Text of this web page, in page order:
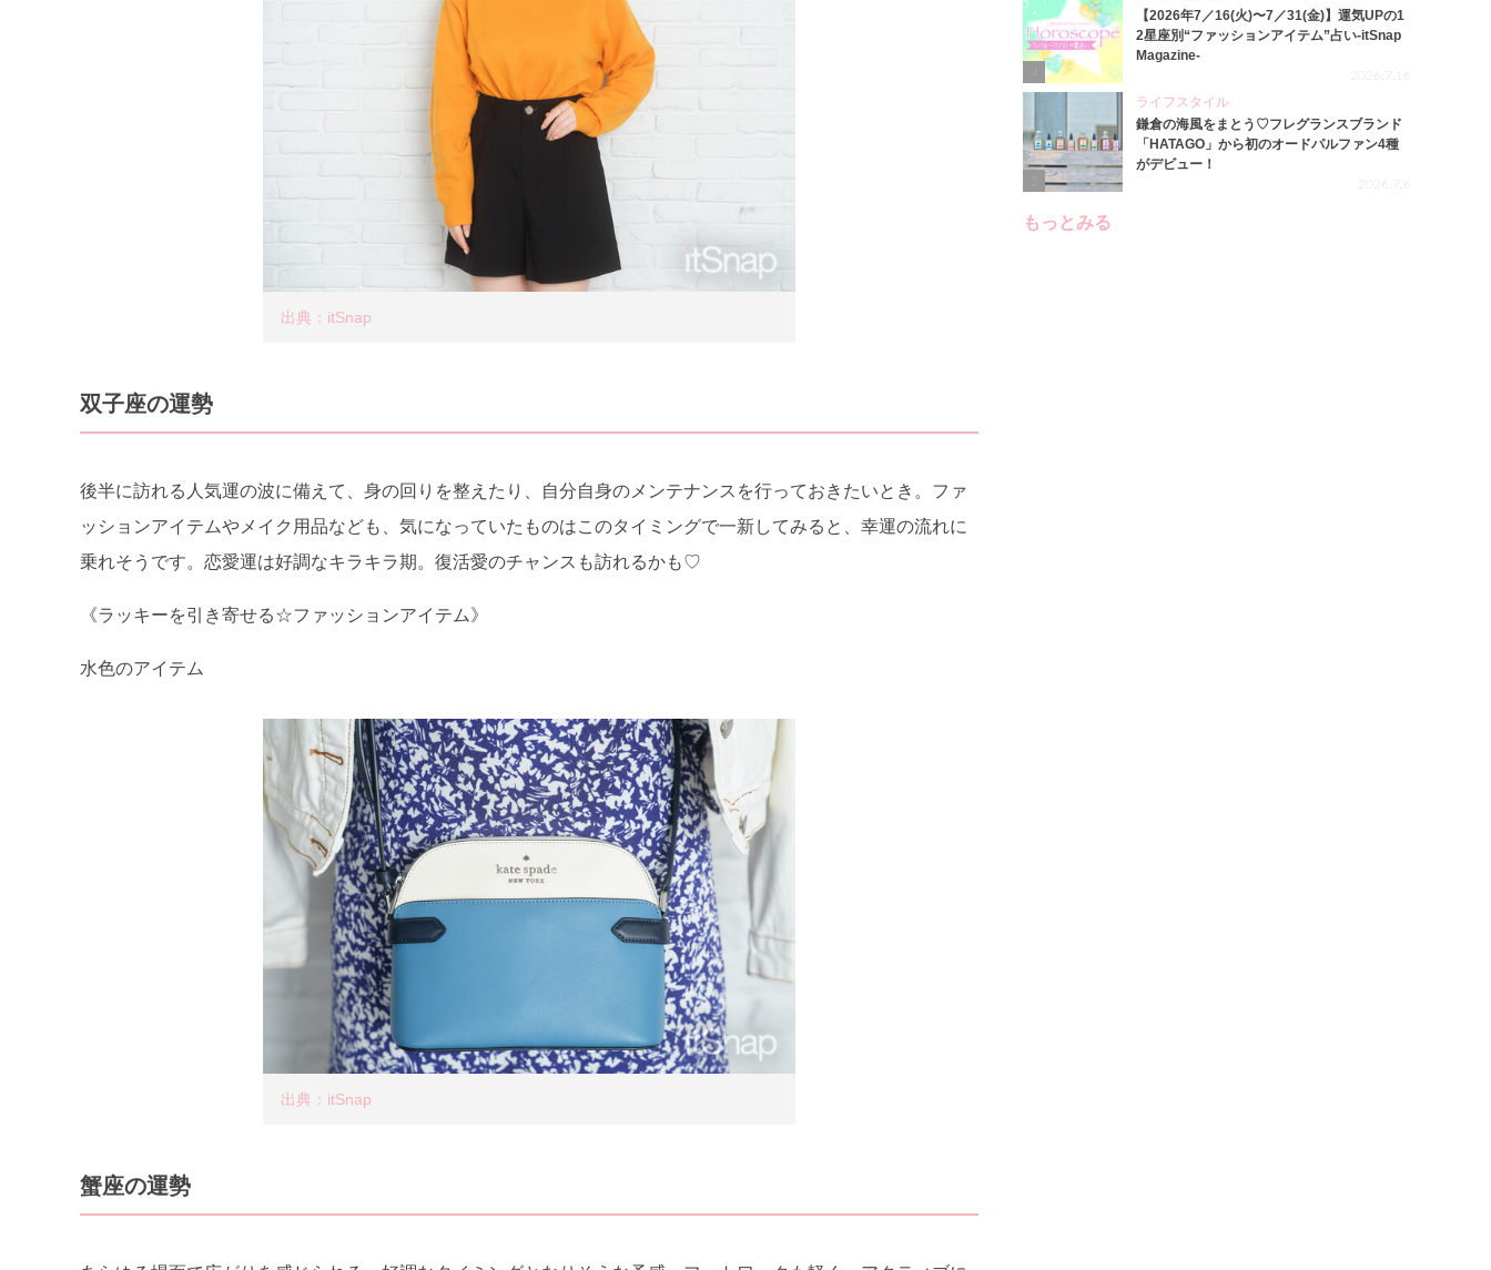
出典：itSnap
双子座の運勢
後半に訪れる人気運の波に備えて、身の回りを整えたり、自分自身のメンテナンスを行っておきたいとき。ファ
ッションアイテムやメイク用品なども、気になっていたものはこのタイミングで一新してみると、幸運の流れに
乗れそうです。恋愛運は好調なキラキラ期。復活愛のチャンスも訪れるかも♡
《ラッキーを引き寄せる☆ファッションアイテム》
水色のアイテム
出典：itSnap
蟹座の運勢
4
【2026年7／16(火)〜7／31(金)】運気UPの1
2星座別“ファッションアイテム”占い-itSnap
Magazine-
2026.7.16
ライフスタイル
鎌倉の海風をまとう♡フレグランスブランド
「HATAGO」から初のオードパルファン4種
がデビュー！
2026.7.6
もっとみる